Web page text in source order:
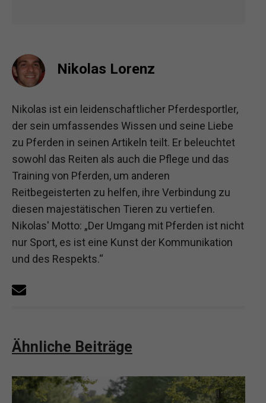
Nikolas Lorenz
Nikolas ist ein leidenschaftlicher Pferdesportler,
der sein umfassendes Wissen und seine Liebe
zu Pferden in seinen Artikeln teilt. Er beleuchtet
sowohl das Reiten als auch die Pflege und das
Training von Pferden, um anderen
Reitbegeisterten zu helfen, ihre Verbindung zu
diesen majestätischen Tieren zu vertiefen.
Nikolas' Motto: „Der Umgang mit Pferden ist nicht
nur Sport, es ist eine Kunst der Kommunikation
und des Respekts.“
Ähnliche Beiträge